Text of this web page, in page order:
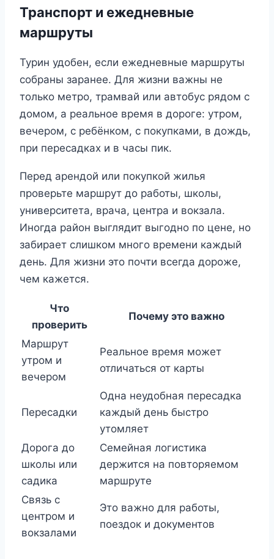
Транспорт и ежедневные
маршруты
Турин удобен, если ежедневные маршруты
собраны заранее. Для жизни важны не
только метро, трамвай или автобус рядом с
домом, а реальное время в дороге: утром,
вечером, с ребёнком, с покупками, в дождь,
при пересадках и в часы пик.
Перед арендой или покупкой жилья
проверьте маршрут до работы, школы,
университета, врача, центра и вокзала.
Иногда район выглядит выгодно по цене, но
забирает слишком много времени каждый
день. Для жизни это почти всегда дороже,
чем кажется.
Что
проверить
Почему это важно
Маршрут
утром и
вечером
Реальное время может
отличаться от карты
Пересадки
Одна неудобная пересадка
каждый день быстро
утомляет
Дорога до
школы или
садика
Семейная логистика
держится на повторяемом
маршруте
Связь с
центром и
вокзалами
Это важно для работы,
поездок и документов